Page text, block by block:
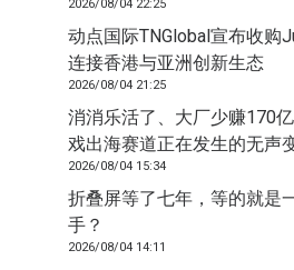
2026/08/04 22:25
动点国际TNGlobal宣布收购
连接香港与亚洲创新生态
2026/08/04 21:25
消消乐活了、大厂少赚170
戏出海赛道正在发生的无声
2026/08/04 15:34
折叠屏等了七年，等的就是
手？
2026/08/04 14:11